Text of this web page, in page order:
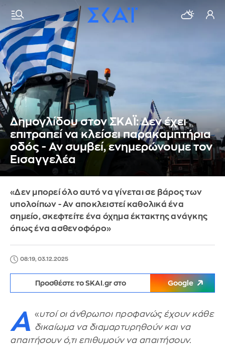
Δημογλίδου στον ΣΚΑΪ: Δεν έχει
επιτραπεί να κλείσει παρακαμπτήρια
οδός - Αν συμβεί, ενημερώνουμε τον
Εισαγγελέα
«Δεν μπορεί όλο αυτό να γίνεται σε βάρος των
υπολοίπων - Αν αποκλειστεί καθολικά ένα
σημείο, σκεφτείτε ένα όχημα έκτακτης ανάγκης
όπως ένα ασθενοφόρο»
08:19, 03.12.2025
Προσθέστε το SKAI.gr στο Google
«
Α
υτοί οι άνθρωποι προφανώς έχουν κάθε
δικαίωμα να διαμαρτυρηθούν και να
απαιτήσουν ό,τι επιθυμούν να απαιτήσουν.